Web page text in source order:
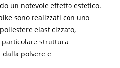
un notevole effetto estetico.
sono realizzati con uno
elasticizzato,
struttura
polvere e